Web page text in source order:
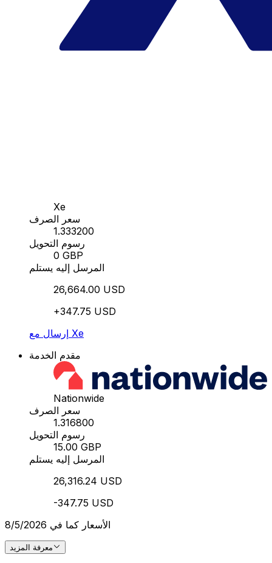
Xe
سعر الصرف
1.333200
رسوم التحويل
0 GBP
المرسل إليه يستلم
26,664.00 USD
+347.75 USD
إرسال مع Xe
مقدم الخدمة
Nationwide
سعر الصرف
1.316800
رسوم التحويل
15.00 GBP
المرسل إليه يستلم
26,316.24 USD
-347.75 USD
الأسعار كما في 8/5/2026
معرفة المزيد